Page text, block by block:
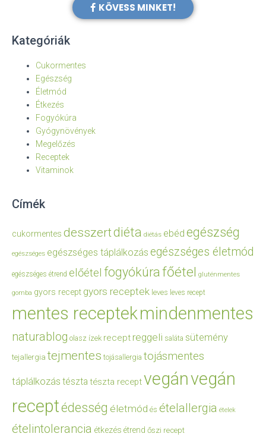
KÖVESS MINKET!
Kategóriák
Cukormentes
Egészség
Életmód
Étkezés
Fogyókúra
Gyógynövények
Megelőzés
Receptek
Vitaminok
Címék
cukormentes desszertdiéta diétás ebéd egészség
egészséges egészséges táplálkozás egészséges életmód
egészséges étrend előétel fogyókúrafőétel gluténmentes
gomba gyors recept gyors receptek leves leves recept
mentes receptekmindenmentes
naturablog olasz ízek recept reggeli saláta sütemény
tejallergia tejmentes tojásallergia tojásmentes
táplálkozás tészta tészta receptvegánvegán
receptédesség életmód és ételallergia ételek
ételintolerancia étkezés étrend őszi recept